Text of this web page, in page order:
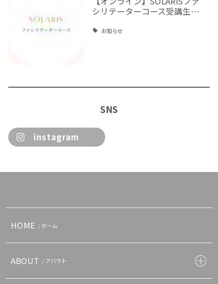
シリテーターコース受講生…
お知らせ
SNS
instagram
HOME / ホーム
ABOUT / アバウト